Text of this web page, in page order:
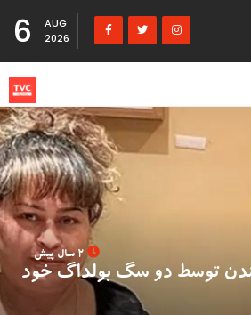
6
AUG
2026
توسط دو‌ سگ بولداگ خود